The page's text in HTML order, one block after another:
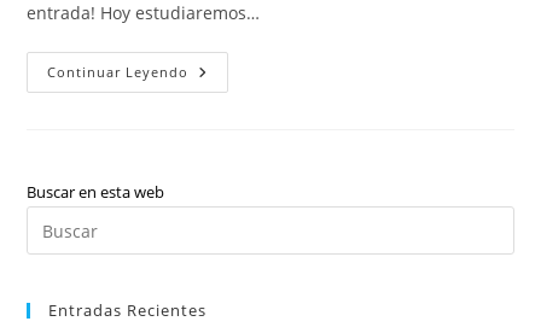
entrada! Hoy estudiaremos…
Continuar Leyendo Física
Y
Buscar en esta web
Entradas Recientes